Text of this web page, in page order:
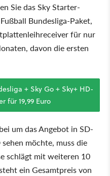
Sie das Sky Starter-
Bundesliga-Paket,
für nur
davon die ersten
+ Sky Go + Sky+ HD-
für 19,99 Euro
um das Angebot in SD-
möchte, muss die
schlägt mit weiteren 10
ein Gesamtpreis von